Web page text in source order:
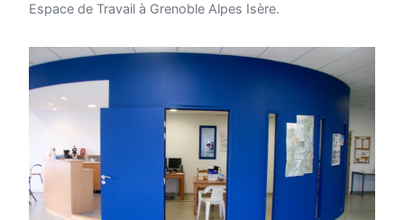
Espace de Travail à Grenoble Alpes Isère.